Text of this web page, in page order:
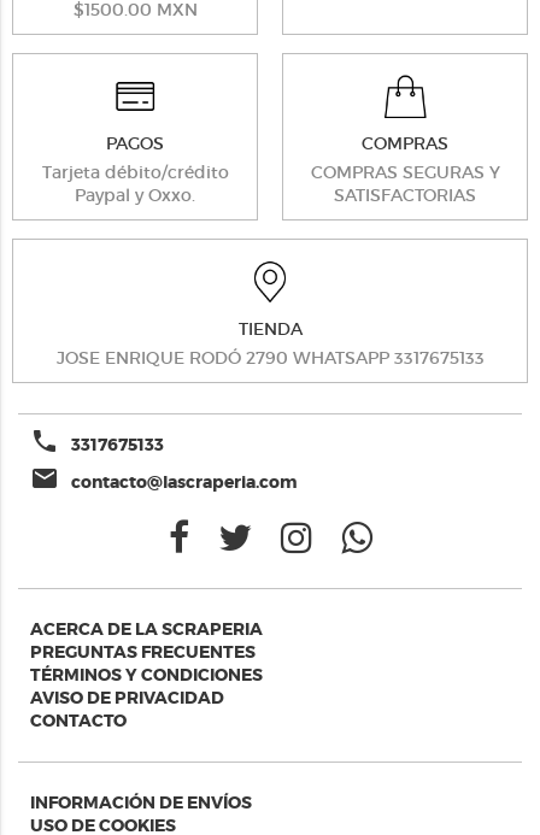
$1500.00 MXN
PAGOS
Tarjeta débito/crédito
Paypal y Oxxo.
COMPRAS
COMPRAS SEGURAS Y
SATISFACTORIAS
TIENDA
JOSE ENRIQUE RODÓ 2790 WHATSAPP 3317675133
phone 3317675133
email contacto@lascraperia.com
ACERCA DE LA SCRAPERIA
PREGUNTAS FRECUENTES
TÉRMINOS Y CONDICIONES
AVISO DE PRIVACIDAD
CONTACTO
INFORMACIÓN DE ENVÍOS
USO DE COOKIES